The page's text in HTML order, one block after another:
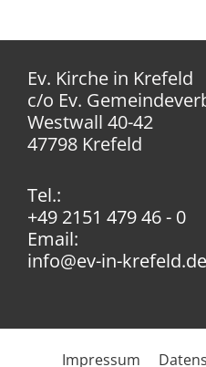
Ev. Kirche in Krefeld
c/o Ev.
Westwall 40-42
47798 Krefeld
Tel.:
+49 2151 479 46 - 0
Email:
info@ev-in-krefeld.de
Impressum